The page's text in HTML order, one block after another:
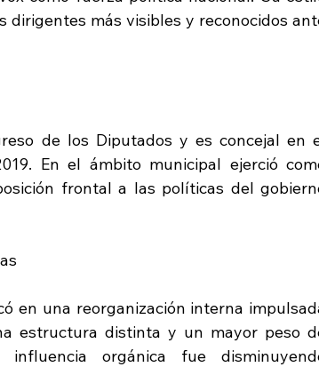
más visibles y reconocidos
de los Diputados y es concejal en
En el ámbito municipal ejerció
frontal a las políticas del
en una reorganización interna
estructura distinta y un mayor peso
orgánica fue